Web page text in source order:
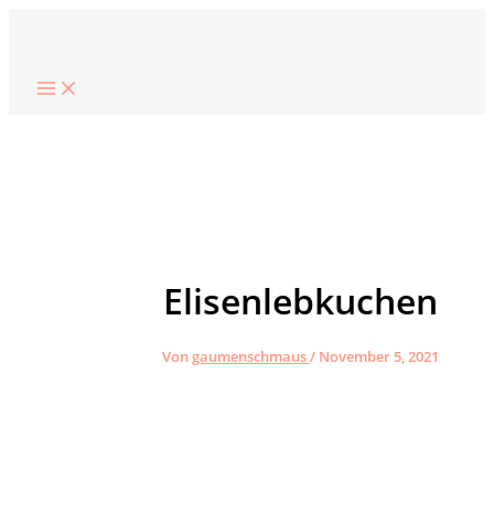
springen
Elisenlebkuchen
Vongaumenschmaus/ November 5, 2021